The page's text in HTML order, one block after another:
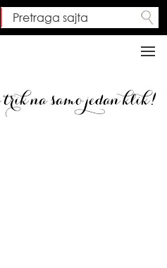
Search form
Pretraga sajta